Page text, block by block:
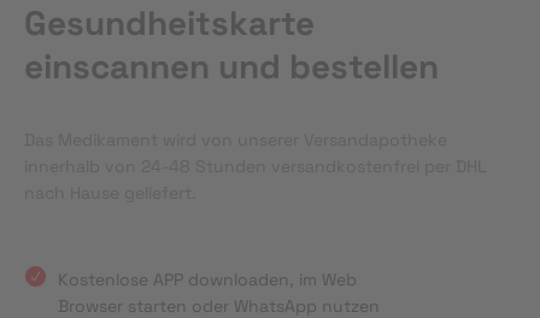
Gesundheitskarte
einscannen und bestellen
Kostenlose APP downloaden, im Web
Browser starten oder WhatsApp nutzen